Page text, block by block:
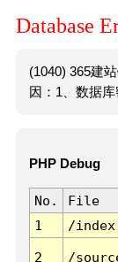
Database
(1040) 365建
因：1、数据
PHP Debug
No. File
1
/
2 /